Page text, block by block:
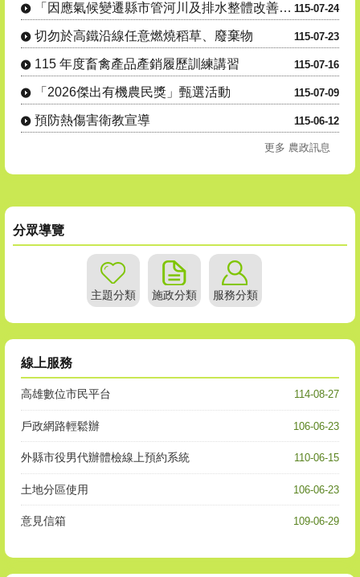
115-07-24
「因應氣候變遷縣市管河川及排水整體改善計畫-養豬場永續發展及....
115-07-23
切勿於高鐵沿線任意燃燒稻草、廢棄物
115-07-16
115 年度畜禽產品產銷履歷訓練講習
115-07-09
「2026傑出有機農民獎」甄選活動
115-06-12
預防熱傷害衛教宣導
更多 農政訊息
分眾導覽
主題分類 施政分類 服務分類
線上服務
114-08-27
高雄數位市民平台
106-06-23
戶政網路輕鬆辦
110-06-15
外縣市役男代辦體檢線上預約系統
106-06-23
土地分區使用
109-06-29
意見信箱